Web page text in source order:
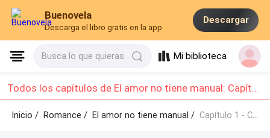
Buenovela
Descarga el libro gratis en la app
Descargar
Busca lo que quieras Mi biblioteca
Todos los capítulos de El amor no tiene manual: Capítulo 1 - Capítulo 10
Inicio / Romance/El amor no tiene manual / Capítulo 1 - Capítulo 10